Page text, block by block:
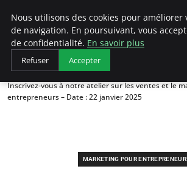
LECFCM
Accueil
Marketing pour entrepreneurs
Inscrivez-vous à notre atelier sur les ventes et le
entrepreneurs – Date : 22 janvier 2025
MARKETING POUR
Nous utilisons des cookies pour améliorer
de navigation. En poursuivant, vous
de confidentialité. En savoir plus
Refuser Accepter